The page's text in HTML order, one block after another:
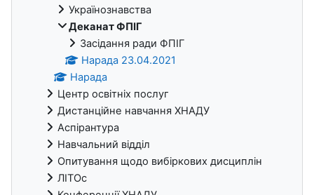
Українознавства
Деканат ФПІГ
Засідання ради ФПІГ
Нарада 23.04.2021
Нарада
Центр освітніх послуг
Дистанційне навчання ХНАДУ
Аспірантура
Навчальний відділ
Опитування щодо вибіркових дисциплін
ЛІТОс